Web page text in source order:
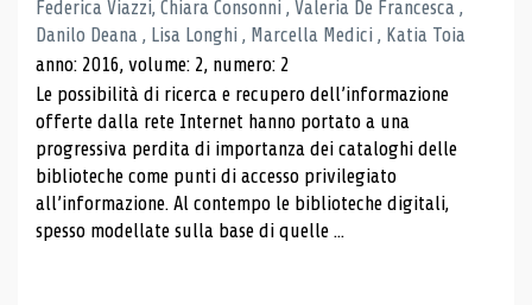
Federica Viazzi, Chiara Consonni , Valeria De Francesca ,
Danilo Deana , Lisa Longhi , Marcella Medici , Katia Toia
anno: 2016, volume: 2, numero: 2
Le possibilità di ricerca e recupero dell’informazione
offerte dalla rete Internet hanno portato a una
progressiva perdita di importanza dei cataloghi delle
biblioteche come punti di accesso privilegiato
all’informazione. Al contempo le biblioteche digitali,
spesso modellate sulla base di quelle ...